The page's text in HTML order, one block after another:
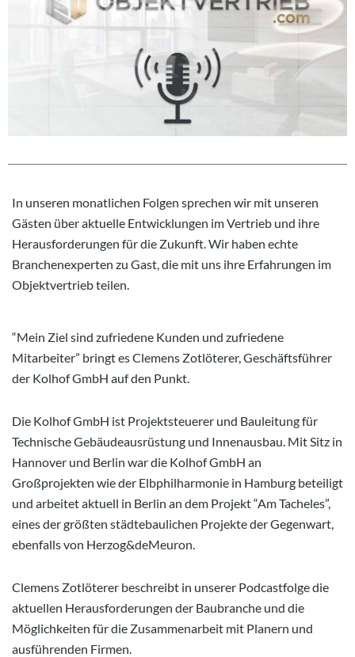
In unseren monatlichen Folgen sprechen wir mit unseren
Gästen über aktuelle Entwicklungen im Vertrieb und ihre
Herausforderungen für die Zukunft. Wir haben echte
Branchenexperten zu Gast, die mit uns ihre Erfahrungen im
Objektvertrieb teilen.
“Mein Ziel sind zufriedene Kunden und zufriedene
Mitarbeiter” bringt es Clemens Zotlöterer, Geschäftsführer
der Kolhof GmbH auf den Punkt.
Die Kolhof GmbH ist Projektsteuerer und Bauleitung für
Technische Gebäudeausrüstung und Innenausbau. Mit Sitz in
Hannover und Berlin war die Kolhof GmbH an
Großprojekten wie der Elbphilharmonie in Hamburg beteiligt
und arbeitet aktuell in Berlin an dem Projekt “Am Tacheles”,
eines der größten städtebaulichen Projekte der Gegenwart,
ebenfalls von Herzog&deMeuron.
Clemens Zotlöterer beschreibt in unserer Podcastfolge die
aktuellen Herausforderungen der Baubranche und die
Möglichkeiten für die Zusammenarbeit mit Planern und
ausführenden Firmen.